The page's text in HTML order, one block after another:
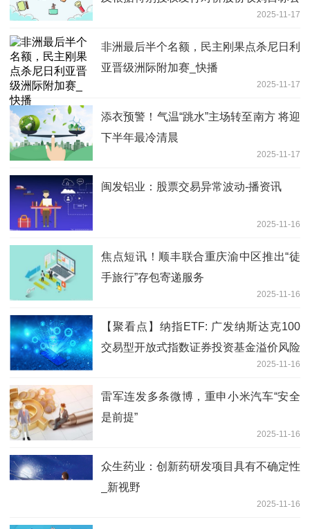
司100%已发行股份之主要交易及股东特
别大会通告内容摘要|观察
2025-11-17
非洲最后半个名额，民主刚果点杀尼日利
亚晋级洲际附加赛_快播
2025-11-17
添衣预警！气温“跳水”主场转至南方 将迎
下半年最冷清晨
2025-11-17
闽发铝业：股票交易异常波动-播资讯
2025-11-16
焦点短讯！顺丰联合重庆渝中区推出“徒
手旅行”存包寄递服务
2025-11-16
【聚看点】纳指ETF: 广发纳斯达克100
交易型开放式指数证券投资基金溢价风险
2025-11-16
雷军连发多条微博，重申小米汽车“安全
是前提”
2025-11-16
众生药业：创新药研发项目具有不确定性
_新视野
2025-11-16